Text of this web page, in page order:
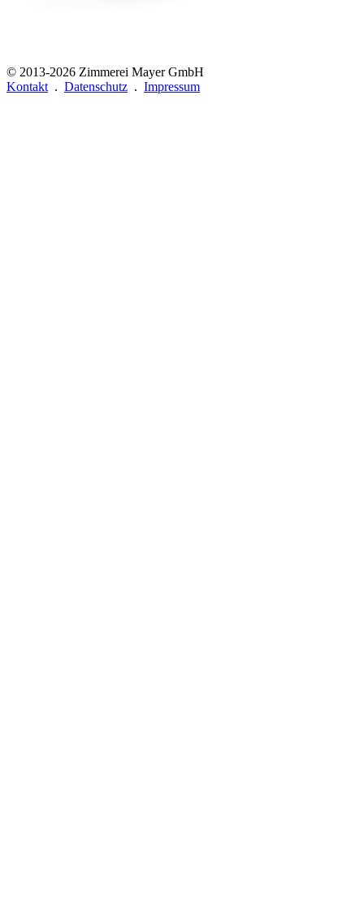
© 2013-2026 Zimmerei Mayer GmbH
Kontakt . Datenschutz . Impressum